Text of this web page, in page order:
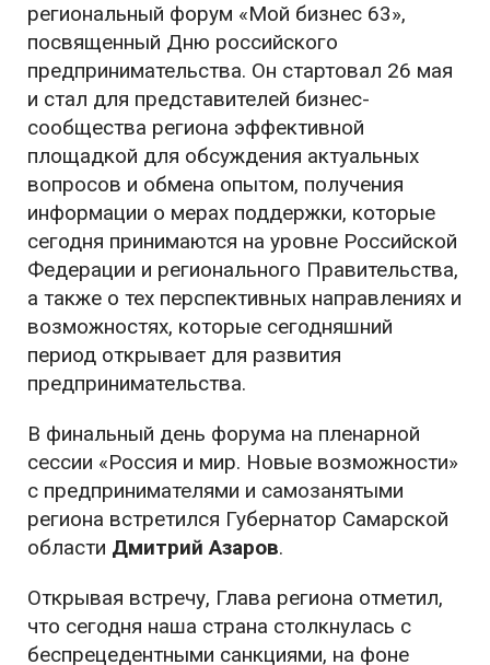
региональный форум «Мой бизнес 63»,
посвященный Дню российского
предпринимательства. Он стартовал 26 мая
и стал для представителей бизнес-
сообщества региона эффективной
площадкой для обсуждения актуальных
вопросов и обмена опытом, получения
информации о мерах поддержки, которые
сегодня принимаются на уровне Российской
Федерации и регионального Правительства,
а также о тех перспективных направлениях и
возможностях, которые сегодняшний
период открывает для развития
предпринимательства.
В финальный день форума на пленарной
сессии «Россия и мир. Новые возможности»
с предпринимателями и самозанятыми
региона встретился Губернатор Самарской
области Дмитрий Азаров.
Открывая встречу, Глава региона отметил,
что сегодня наша страна столкнулась с
беспрецедентными санкциями, на фоне